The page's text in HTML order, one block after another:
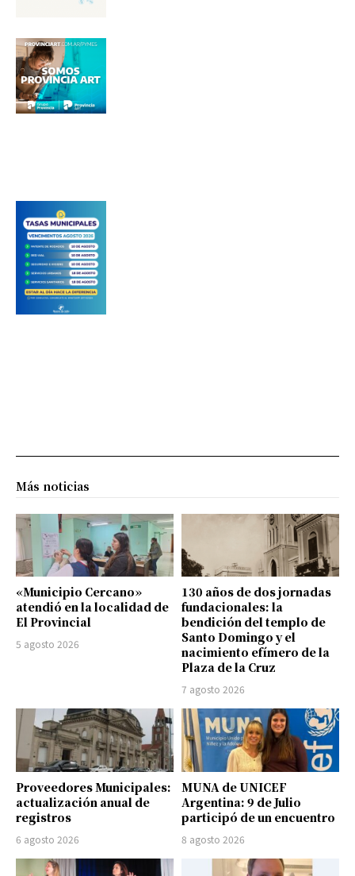
Más noticias
«Municipio Cercano»
atendió en la localidad de
El Provincial
5 agosto 2026
130 años de dos jornadas
fundacionales: la
bendición del templo de
Santo Domingo y el
nacimiento efímero de la
Plaza de la Cruz
7 agosto 2026
Proveedores Municipales:
actualización anual de
registros
6 agosto 2026
MUNA de UNICEF
Argentina: 9 de Julio
participó de un encuentro
8 agosto 2026